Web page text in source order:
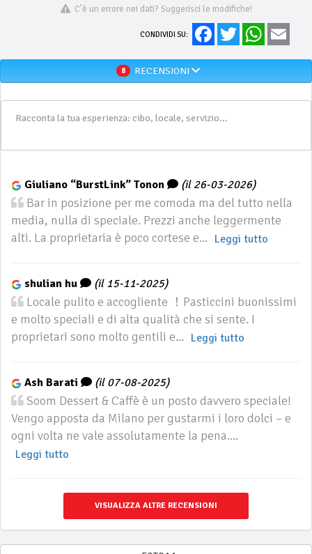
C'è un errore nei dati? Suggerisci le modifiche!
CONDIVIDI SU:
FacebookTwitter WhatsApp
8 RECENSIONI
Giuliano “BurstLink” Tonon (il 26-03-2026)
Bar in posizione per me comoda ma del tutto nella
media, nulla di speciale. Prezzi anche leggermente
alti. La proprietaria è poco cortese e... Leggi tutto
shulian hu (il 15-11-2025)
Locale pulito e accogliente ！Pasticcini buonissimi
e molto speciali e di alta qualità che si sente. I
proprietari sono molto gentili e... Leggi tutto
Ash Barati (il 07-08-2025)
Soom Dessert & Caffè è un posto davvero speciale!
Vengo apposta da Milano per gustarmi i loro dolci – e
ogni volta ne vale assolutamente la pena....
Leggi tutto
VISUALIZZA ALTRE RECENSIONI